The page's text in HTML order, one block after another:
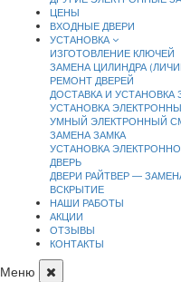
ЦЕНЫ
ВХОДНЫЕ ДВЕРИ
УСТАНОВКА
ИЗГОТОВЛЕНИЕ КЛЮЧЕЙ
ЗАМЕНА ЦИЛИНДРА
РЕМОНТ ДВЕРЕЙ
ДОСТАВКА И УСТАНОВКА
УСТАНОВКА
УМНЫЙ ЭЛЕКТРОННЫЙ
ЗАМЕНА ЗАМКА
УСТАНОВКА
ДВЕРЬ
ДВЕРИ РАЙТВЕР —
ВСКРЫТИЕ
НАШИ РАБОТЫ
АКЦИИ
ОТЗЫВЫ
КОНТАКТЫ
Меню